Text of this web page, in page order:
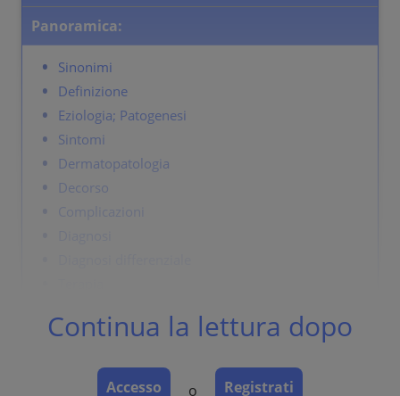
Panoramica:
Sinonimi
Definizione
Eziologia; Patogenesi
Sintomi
Dermatopatologia
Decorso
Complicazioni
Continua la lettura dopo
Accesso o Registrati